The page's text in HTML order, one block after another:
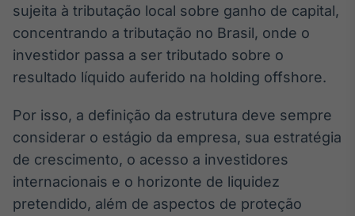
sujeita à tributação local sobre ganho de capital,
concentrando a tributação no Brasil, onde o
investidor passa a ser tributado sobre o
resultado líquido auferido na holding offshore.
Por isso, a definição da estrutura deve sempre
considerar o estágio da empresa, sua estratégia
de crescimento, o acesso a investidores
internacionais e o horizonte de liquidez
pretendido, além de aspectos de proteção